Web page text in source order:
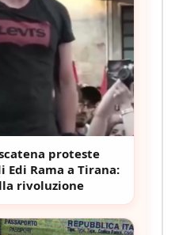
proteste
Rama a Tirana:
rivoluzione